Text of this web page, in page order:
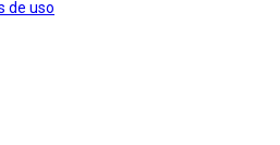
de uso